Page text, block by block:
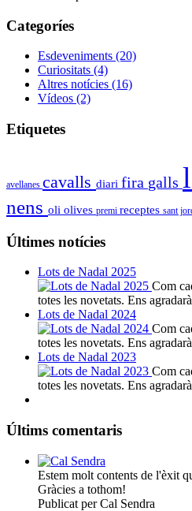
Categoríes
Esdeveniments (20)
Curiositats (4)
Altres notícies (16)
Vídeos (2)
Etiquetes
avellanes cavalls diari fira galls
nens oli olives premi receptes sant
Últimes notícies
Lots de Nadal 2025
Com
totes les novetats. Ens
Lots de Nadal 2024
Com
totes les novetats. Ens
Lots de Nadal 2023
Com
totes les novetats. Ens
Últims comentaris
Estem molt contents de l'èxit
Gràcies a tothom!
Publicat per Cal Sendra